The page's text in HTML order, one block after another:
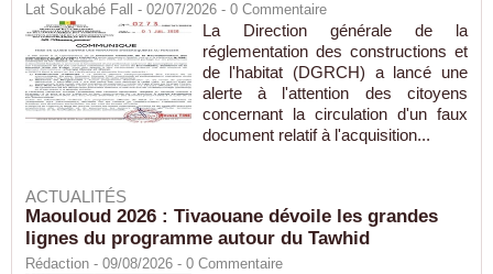
Lat Soukabé Fall - 02/07/2026 - 0 Commentaire
La Direction générale de la
réglementation des constructions et
de l'habitat (DGRCH) a lancé une
alerte à l'attention des citoyens
concernant la circulation d'un faux
document relatif à l'acquisition...
ACTUALITÉS
Maouloud 2026 : Tivaouane dévoile les grandes
lignes du programme autour du Tawhid
Rédaction - 09/08/2026 - 0 Commentaire